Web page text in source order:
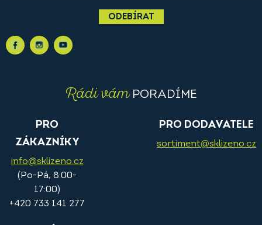
ODEBÍRAT
Rádi vámPORADÍME
PRO
ZÁKAZNÍKY
info@sklizeno.cz
(Po-Pá, 8:00-
17:00)
+420 733 141 277
PRO DODAVATELE
sortiment@sklizeno.cz